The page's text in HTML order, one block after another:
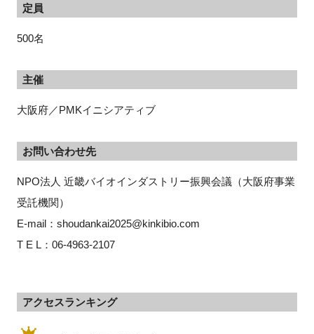
定員
500名
主催
大阪府／PMKイニシアティブ
お問い合わせ先
NPO法人 近畿バイオインダストリー振興会議（大阪府事業
受託機関）
E-mail：shoudankai2025@kinkibio.com
T E L：06-4963-2107
アクセスランキング